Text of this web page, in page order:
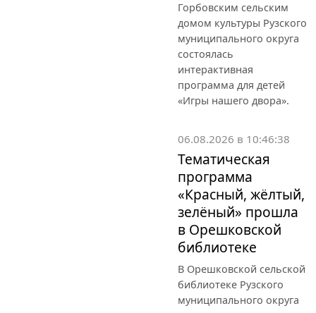
Горбовским сельским
домом культуры Рузского
муниципального округа
состоялась
интерактивная
программа для детей
«Игры нашего двора».
06.08.2026 в 10:46:38
Тематическая
программа
«Красный, жёлтый,
зелёный» прошла
в Орешковской
библиотеке
В Орешковской сельской
библиотеке Рузского
муниципального округа